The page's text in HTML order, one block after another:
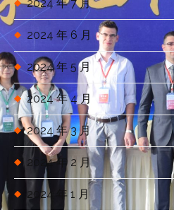
2024 年 7 月
2024 年 6 月
2024 年 5 月
2024 年 4 月
2024 年 3 月
2024 年 2 月
2024 年 1 月